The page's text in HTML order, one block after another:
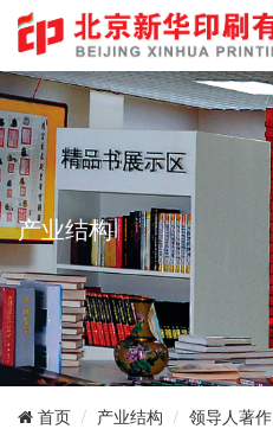
产业结构
首页 产业结构 领导人著作